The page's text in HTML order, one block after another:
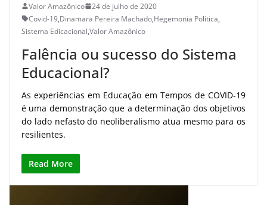
Valor Amazônico
24 de julho de 2020
Covid-19,Dinamara Pereira Machado,Hegemonia Política,
Sistema Edicacional,Valor Amazônico
Falência ou sucesso do Sistema
Educacional?
As experiências em Educação em Tempos de COVID-19
é uma demonstração que a determinação dos objetivos
do lado nefasto do neoliberalismo atua mesmo para os
resilientes.
Read More